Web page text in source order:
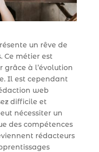
un rêve de
Ce métier est
grâce à l’évolution
Il est cependant
web
difficile et
nécessiter un
des compétences
rédacteurs